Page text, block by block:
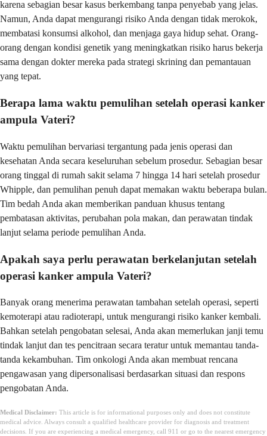
karena sebagian besar kasus berkembang tanpa penyebab yang jelas.
Namun, Anda dapat mengurangi risiko Anda dengan tidak merokok,
membatasi konsumsi alkohol, dan menjaga gaya hidup sehat. Orang-
orang dengan kondisi genetik yang meningkatkan risiko harus bekerja
sama dengan dokter mereka pada strategi skrining dan pemantauan
yang tepat.
Berapa lama waktu pemulihan setelah operasi kanker
ampula Vateri?
Waktu pemulihan bervariasi tergantung pada jenis operasi dan
kesehatan Anda secara keseluruhan sebelum prosedur. Sebagian besar
orang tinggal di rumah sakit selama 7 hingga 14 hari setelah prosedur
Whipple, dan pemulihan penuh dapat memakan waktu beberapa bulan.
Tim bedah Anda akan memberikan panduan khusus tentang
pembatasan aktivitas, perubahan pola makan, dan perawatan tindak
lanjut selama periode pemulihan Anda.
Apakah saya perlu perawatan berkelanjutan setelah
operasi kanker ampula Vateri?
Banyak orang menerima perawatan tambahan setelah operasi, seperti
kemoterapi atau radioterapi, untuk mengurangi risiko kanker kembali.
Bahkan setelah pengobatan selesai, Anda akan memerlukan janji temu
tindak lanjut dan tes pencitraan secara teratur untuk memantau tanda-
tanda kekambuhan. Tim onkologi Anda akan membuat rencana
pengawasan yang dipersonalisasi berdasarkan situasi dan respons
pengobatan Anda.
Medical Disclaimer: This article is for informational purposes only and does not constitute
medical advice. Always consult a qualified healthcare provider for diagnosis and treatment
decisions. If you are experiencing a medical emergency, call 911 or go to the nearest emergency